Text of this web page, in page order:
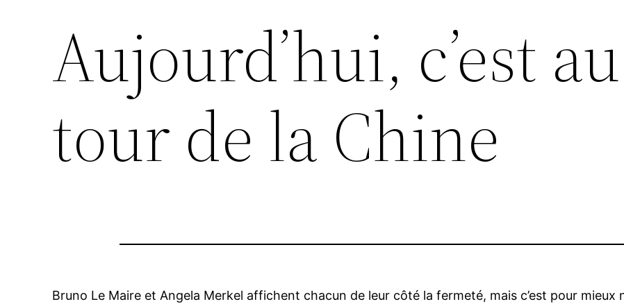
Aujourd’hui, c’est au
tour de la Chine
Bruno Le Maire et Angela Merkel affichent chacun de leur côté la fermeté, mais c’est pour mieux